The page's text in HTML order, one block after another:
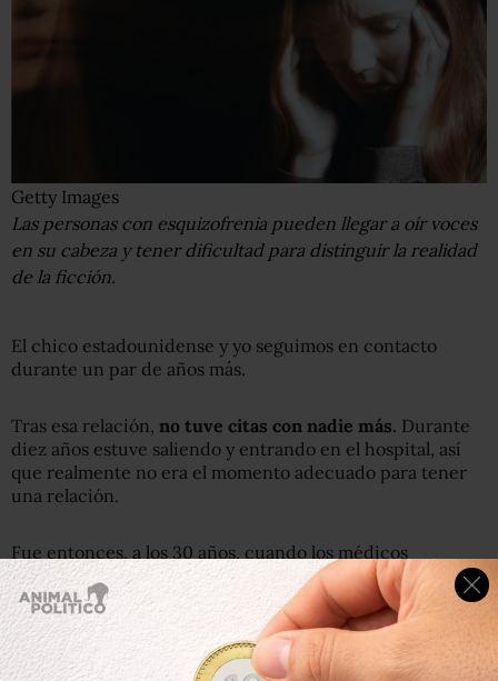
Getty Images
Las personas con esquizofrenia pueden llegar a oír voces
en su cabeza y tener dificultad para distinguir la realidad
de la ficción.
El chico estadounidense y yo seguimos en contacto
durante un par de años más.
Tras esa relación, no tuve citas con nadie más. Durante
diez años estuve saliendo y entrando en el hospital, así
que realmente no era el momento adecuado para tener
una relación.
Fue entonces, a los 30 años, cuando los médicos
finalmente le pusieron un nombre a lo que me pasaba.
Tenía un desorden esquizoafectivo.
Intentó arrojarme del auto